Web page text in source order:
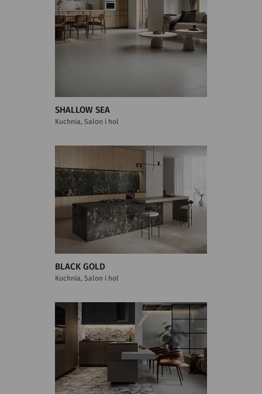
SHALLOW SEA
Kuchnia, Salon i hol
BLACK GOLD
Kuchnia, Salon i hol